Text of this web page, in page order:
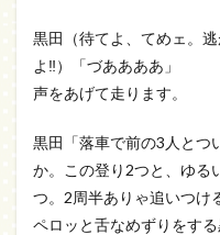
黒田（待てよ、てめェ。
よ‼）「づああああ」
声をあげて走ります。
黒田「落車で前の3人とつ
か。この登り2つと、ゆる
つ。2周半ありゃ追いつけ
ペロッと舌なめずりをする